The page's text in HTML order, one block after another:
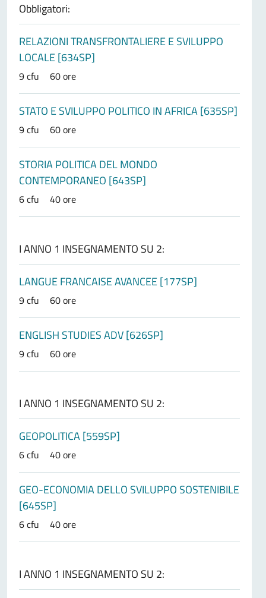
Obbligatori:
RELAZIONI TRANSFRONTALIERE E SVILUPPO
LOCALE [634SP]
9 cfu 60 ore
STATO E SVILUPPO POLITICO IN AFRICA [635SP]
9 cfu 60 ore
STORIA POLITICA DEL MONDO
CONTEMPORANEO [643SP]
6 cfu 40 ore
I ANNO 1 INSEGNAMENTO SU 2:
LANGUE FRANCAISE AVANCEE [177SP]
9 cfu 60 ore
ENGLISH STUDIES ADV [626SP]
9 cfu 60 ore
I ANNO 1 INSEGNAMENTO SU 2:
GEOPOLITICA [559SP]
6 cfu 40 ore
GEO-ECONOMIA DELLO SVILUPPO SOSTENIBILE
[645SP]
6 cfu 40 ore
I ANNO 1 INSEGNAMENTO SU 2: